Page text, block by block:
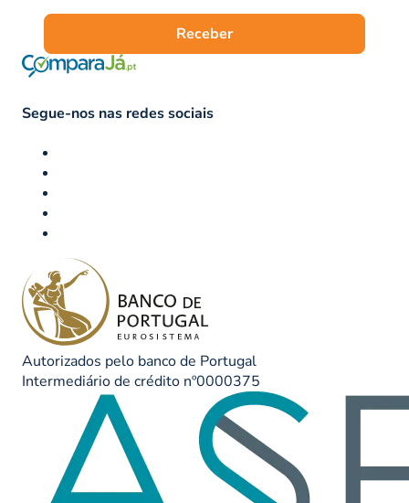
Receber
Segue-nos nas redes sociais
Autorizados pelo banco de Portugal
Intermediário de crédito nº0000375